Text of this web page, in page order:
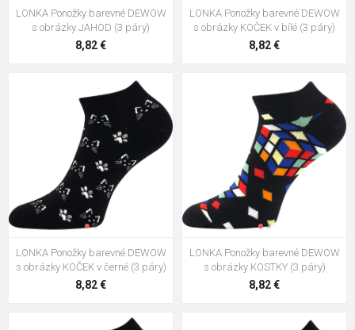
LONKA Ponožky barevné DEWOW
s obrázky JAHOD (3 páry)
8,82 €
LONKA Ponožky barevné DEWOW
s obrázky KOČEK v bílé (3 páry)
8,82 €
LONKA Ponožky barevné DEWOW
s obrázky KOČEK v černé (3 páry)
8,82 €
LONKA Ponožky barevné DEWOW
s obrázky KOSTKY (3 páry)
8,82 €